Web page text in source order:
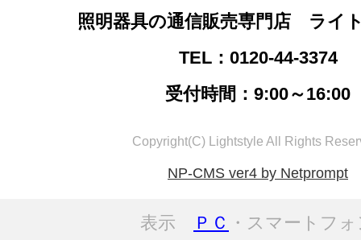
照明器具の通信販売専門店 ライ
TEL：0120-44-3374
受付時間：9:00～16:00
Copyright(C) Lightstyle All Rights
NP-CMS ver4 by Netprompt
表示 ＰＣ ・スマートフ